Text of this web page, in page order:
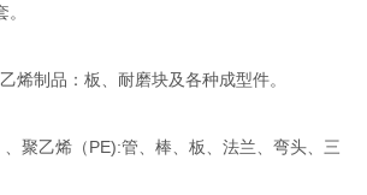
制品：板、耐磨块及各种成型件。
聚乙烯（PE):管、棒、板、法兰、弯头、三